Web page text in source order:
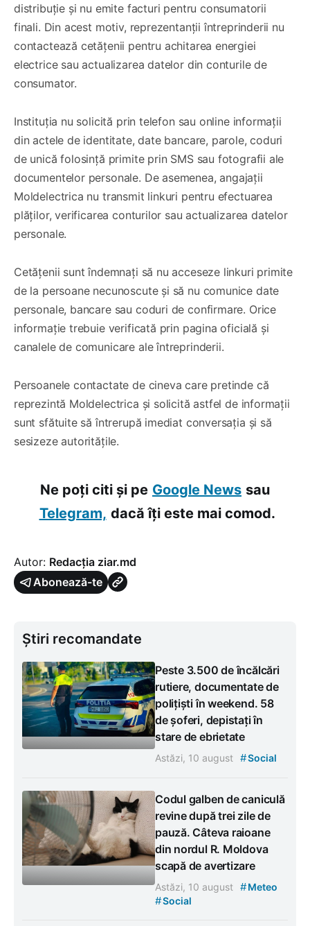
distribuție și nu emite facturi pentru consumatorii
finali. Din acest motiv, reprezentanții întreprinderii nu
contactează cetățenii pentru achitarea energiei
electrice sau actualizarea datelor din conturile de
consumator.
Instituția nu solicită prin telefon sau online informații
din actele de identitate, date bancare, parole, coduri
de unică folosință primite prin SMS sau fotografii ale
documentelor personale. De asemenea, angajații
Moldelectrica nu transmit linkuri pentru efectuarea
plăților, verificarea conturilor sau actualizarea datelor
personale.
Cetățenii sunt îndemnați să nu acceseze linkuri primite
de la persoane necunoscute și să nu comunice date
personale, bancare sau coduri de confirmare. Orice
informație trebuie verificată prin pagina oficială și
canalele de comunicare ale întreprinderii.
Persoanele contactate de cineva care pretinde că
reprezintă Moldelectrica și solicită astfel de informații
sunt sfătuite să întrerupă imediat conversația și să
sesizeze autoritățile.
Ne poți citi și pe Google News sau
Telegram, dacă îți este mai comod.
Autor: Redacția ziar.md
Abonează-te
Știri recomandate
Peste 3.500 de încălcări
rutiere, documentate de
polițiști în weekend. 58
de șoferi, depistați în
stare de ebrietate
Astăzi, 10 august #Social
Codul galben de caniculă
revine după trei zile de
pauză. Câteva raioane
din nordul R. Moldova
scapă de avertizare
Astăzi, 10 august #Meteo
#Social